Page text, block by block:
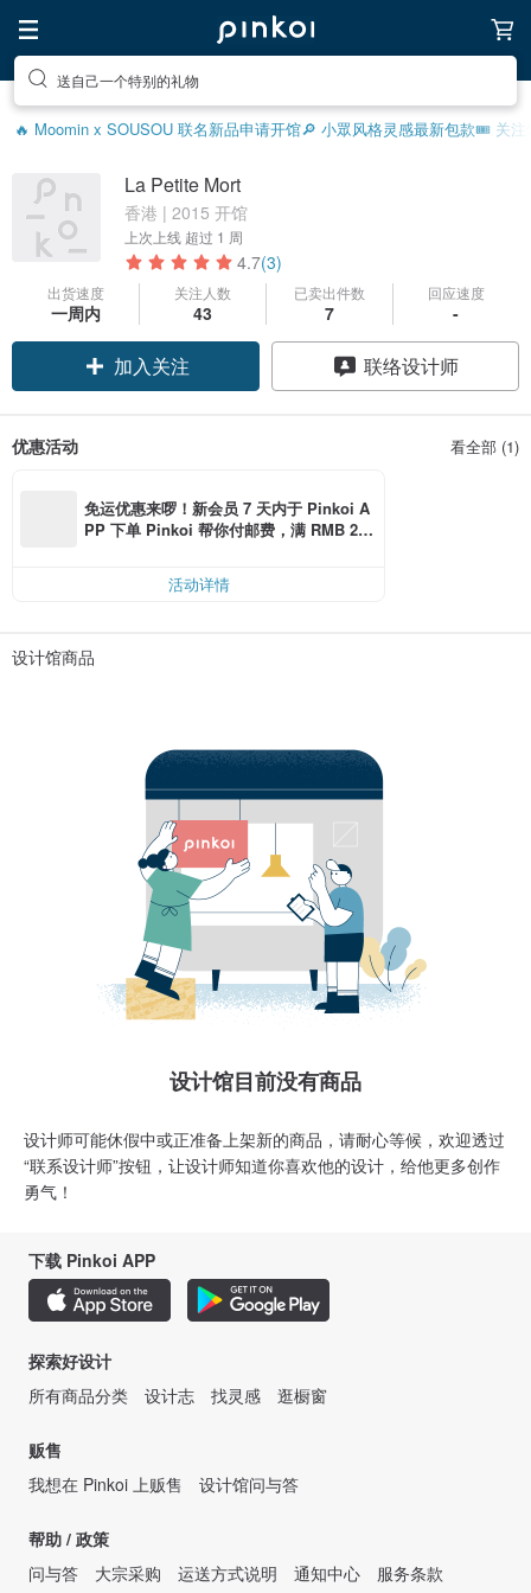
送自己一个特别的礼物
🔥 Moomin x SOUSOU 联名新品申请开馆🔎 小眾风格灵感最新包款🎟️ 关注
La Petite Mort
香港 | 2015 开馆
上次上线 超过 1 周
4.7(3)
出货速度
一周内
关注人数
43
已卖出件数
7
回应速度
-
加入关注
联络设计师
优惠活动 看全部 (1)
免运优惠来啰！新会员 7 天内于 Pinkoi A
PP 下单 Pinkoi 帮你付邮费，满 RMB 25
活动详情
设计馆商品
设计馆目前没有商品
设计师可能休假中或正准备上架新的商品，请耐心等候，欢迎透过
“联系设计师”按钮，让设计师知道你喜欢他的设计，给他更多创作
勇气！
下载 Pinkoi APP
探索好设计
所有商品分类
设计志 找灵感 逛橱窗
贩售
我想在 Pinkoi 上贩售
设计馆问与答
帮助 / 政策
问与答
大宗采购 运送方式说明 通知中心
服务条款